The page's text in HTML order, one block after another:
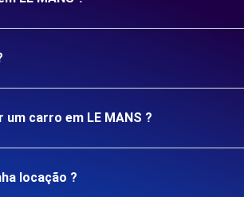
carro em LE MANS ?
locação ?